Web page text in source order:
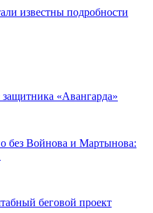
известны подробности
«Авангарда»
без Войнова и Мартынова:
беговой проект